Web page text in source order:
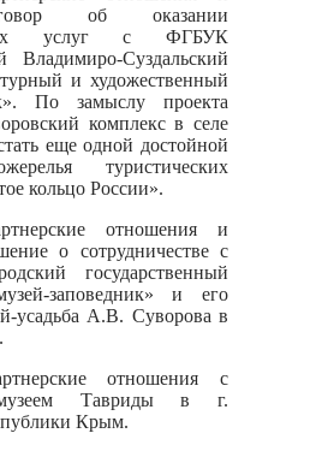
об оказании
услуг с ФГБУК
Владимиро-Суздальский
и художественный
По замыслу проекта
комплекс в селе
еще одной достойной
туристических
кольцо России».
отношения и
о сотрудничестве с
государственный
заповедник» и его
усадьба А.В. Суворова в
отношения с
Тавриды в г.
Крым.